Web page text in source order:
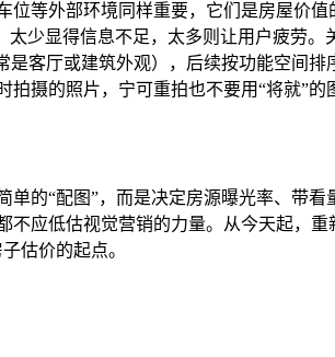
等外部环境同样重要，它们是房屋价值
少显得信息不足，太多则让用户疲劳。
客厅或建筑外观），后续按功能空间排
摄的照片，宁可重拍也不要用“将就”的
单的“配图”，而是决定房源曝光率、带
应低估视觉营销的力量。从今天起，
估价的起点。